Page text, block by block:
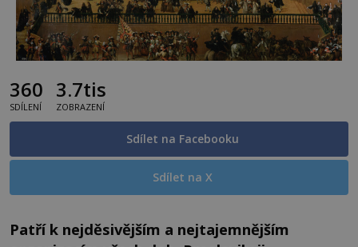
360
SDÍLENÍ
3.7tis
ZOBRAZENÍ
Sdílet na Facebooku
Sdílet na X
Patří k nejděsivějším a nejtajemnějším